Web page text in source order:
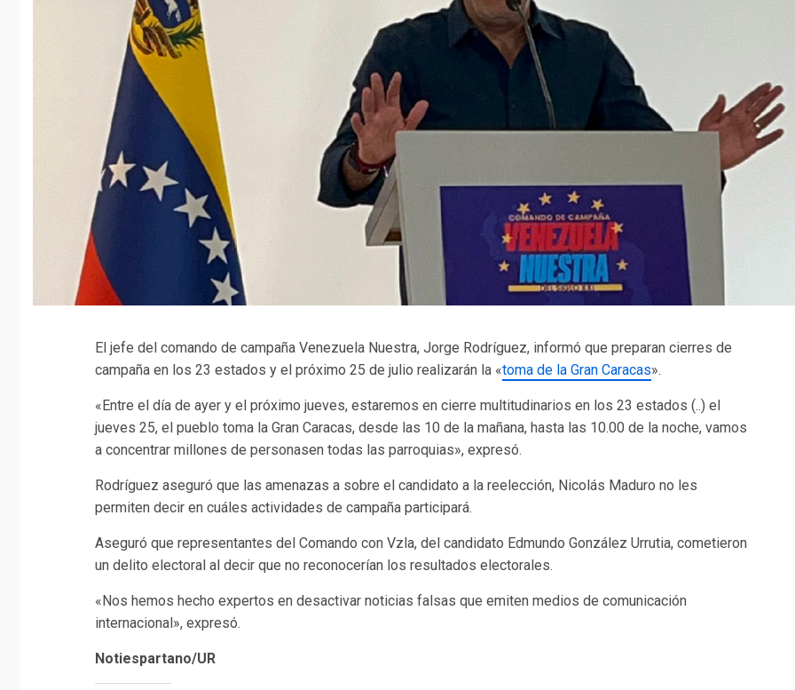
El jefe del comando de campaña Venezuela Nuestra, Jorge Rodríguez, informó que preparan cierres de
campaña en los 23 estados y el próximo 25 de julio realizarán la «toma de la Gran Caracas».
«Entre el día de ayer y el próximo jueves, estaremos en cierre multitudinarios en los 23 estados (..) el
jueves 25, el pueblo toma la Gran Caracas, desde las 10 de la mañana, hasta las 10.00 de la noche, vamos
a concentrar millones de personasen todas las parroquias», expresó.
Rodríguez aseguró que las amenazas a sobre el candidato a la reelección, Nicolás Maduro no les
permiten decir en cuáles actividades de campaña participará.
Aseguró que representantes del Comando con Vzla, del candidato Edmundo González Urrutia, cometieron
un delito electoral al decir que no reconocerían los resultados electorales.
«Nos hemos hecho expertos en desactivar noticias falsas que emiten medios de comunicación
internacional», expresó.
Notiespartano/UR